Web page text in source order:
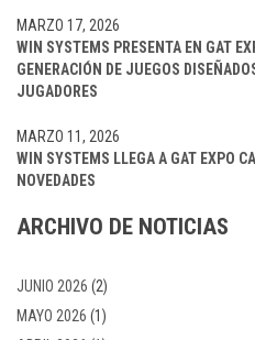
WIN SYSTEMS PRESENTA EN GAT
GENERACIÓN DE JUEGOS
JUGADORES
MARZO 17, 2026
WIN SYSTEMS LLEGA A GAT EXPO
NOVEDADES
MARZO 11, 2026
ARCHIVO DE NOTICIAS
JUNIO 2026 (2)
MAYO 2026 (1)